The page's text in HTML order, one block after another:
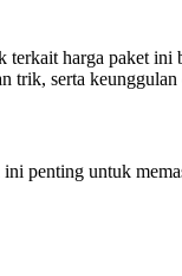
terkait harga paket ini
trik, serta
penting untuk